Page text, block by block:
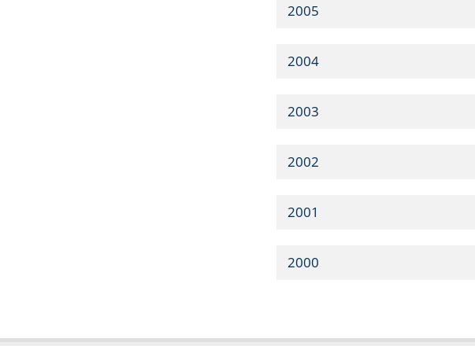
2005
2004
2003
2002
2001
2000